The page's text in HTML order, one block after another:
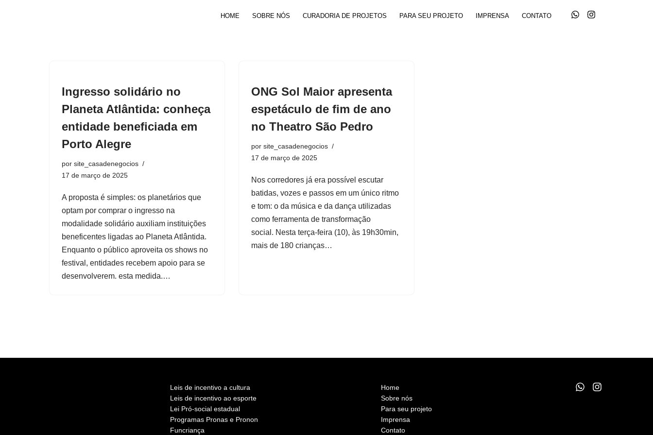
HOME SOBRE NÓS CURADORIA DE PROJETOS PARA SEU PROJETO IMPRENSA CONTATO
Ingresso solidário no
Planeta Atlântida: conheça
entidade beneficiada em
Porto Alegre
por site_casadenegocios
17 de março de 2025
A proposta é simples: os planetários que
optam por comprar o ingresso na
modalidade solidário auxiliam instituições
beneficentes ligadas ao Planeta Atlântida.
Enquanto o público aproveita os shows no
festival, entidades recebem apoio para se
desenvolverem. esta medida.…
ONG Sol Maior apresenta
espetáculo de fim de ano
no Theatro São Pedro
por site_casadenegocios
17 de março de 2025
Nos corredores já era possível escutar
batidas, vozes e passos em um único ritmo
e tom: o da música e da dança utilizadas
como ferramenta de transformação
social. Nesta terça-feira (10), às 19h30min,
mais de 180 crianças…
Leis de incentivo a cultura
Leis de incentivo ao esporte
Lei Pró-social estadual
Programas Pronas e Pronon
Funcriança
Home
Sobre nós
Para seu projeto
Imprensa
Contato